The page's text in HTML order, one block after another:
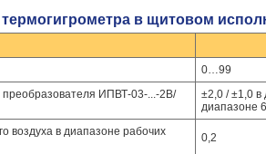
термогигрометра в щитовом
0…99
ИПВТ-03-...-2В/
±2,0 / ±1,0 в
диапазоне
воздуха в диапазоне рабочих
0,2